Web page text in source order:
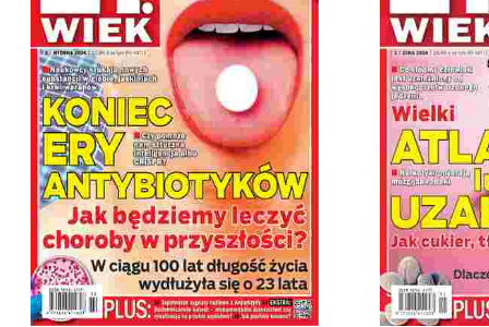
większą popularnością.
tagi:SCIENCE,